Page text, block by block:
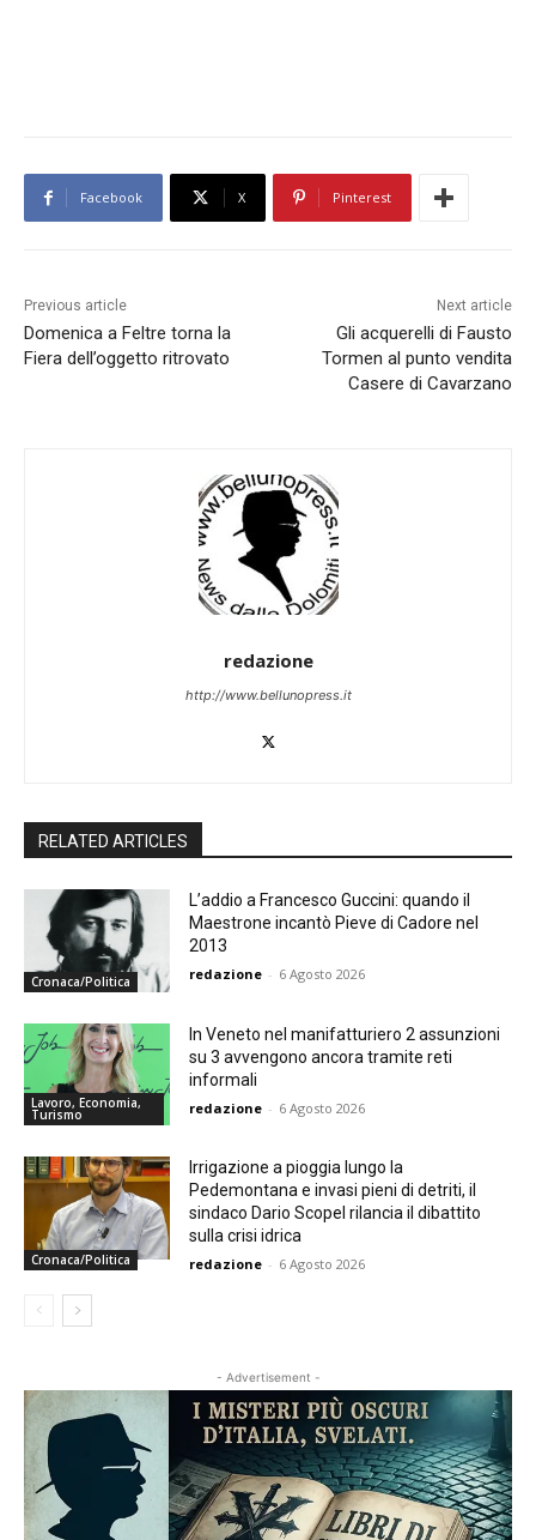
Facebook X Pinterest
Previous article
Domenica a Feltre torna la
Fiera dell’oggetto ritrovato
Next article
Gli acquerelli di Fausto
Tormen al punto vendita
Casere di Cavarzano
redazione
http://www.bellunopress.it
RELATED ARTICLES
Cronaca/Politica
L’addio a Francesco Guccini: quando il
Maestrone incantò Pieve di Cadore nel
2013
redazione - 6 Agosto 2026
Lavoro, Economia,
Turismo
In Veneto nel manifatturiero 2 assunzioni
su 3 avvengono ancora tramite reti
informali
redazione - 6 Agosto 2026
Cronaca/Politica
Irrigazione a pioggia lungo la
Pedemontana e invasi pieni di detriti, il
sindaco Dario Scopel rilancia il dibattito
sulla crisi idrica
redazione - 6 Agosto 2026
- Advertisement -